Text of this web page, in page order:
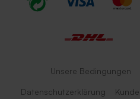
Unsere Bedingungen
Datenschutzerklärung